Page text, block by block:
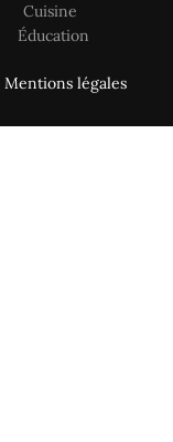
Cuisine
Éducation
Mentions légales